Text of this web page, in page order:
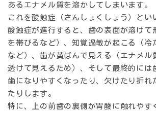
あるエナメル質を溶かしてしまいます。
これを酸蝕症（さんしょくしょう）
とい
酸蝕症が進行すると、歯の表面が溶けて
を帯びるなど）、知覚過敏が起こる（冷
など）、歯が黄ばんで見える（エナメル
透けて見えるため）、そして最終的には
歯になりやすくなったり、欠けたり折れ
たりします。
特に、上の前歯の裏側が胃酸に触れやす